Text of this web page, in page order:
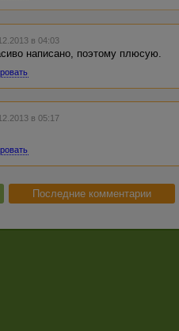
в 04:03
написано, поэтому плюсую.
в 05:17
Последние комментарии